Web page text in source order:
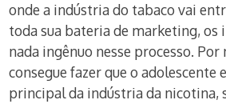
onde a indústria do tabaco vai
toda sua bateria de marketing, os
nada ingênuo nesse processo. Por
consegue fazer que o adolescente
principal da indústria da nicotina,